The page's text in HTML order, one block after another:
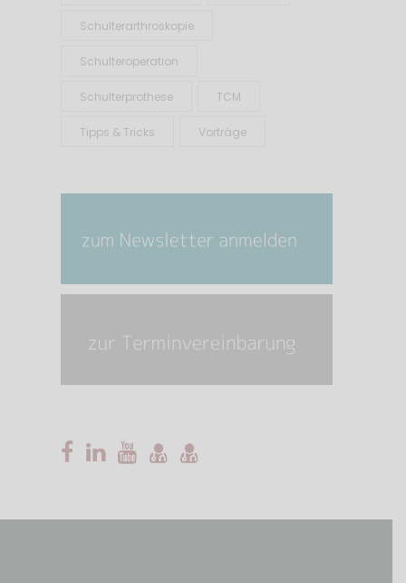
Schulterarthroskopie
Schulteroperation
Schulterprothese TCM
Tipps & Tricks Vorträge